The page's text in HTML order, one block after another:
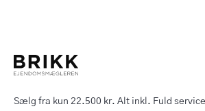
Sælg fra kun 22.500 kr. Alt inkl. Fuld